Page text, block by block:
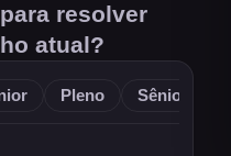
resolver
atual?
Pleno Sênior